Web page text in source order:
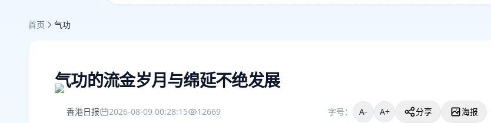
首页 气功
气功的流金岁月与绵延不绝发展
香港日报 2026-08-09 00:28:15 12669 字号： A- A+ 分享 海报